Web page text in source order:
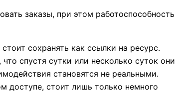
заказы, при этом работоспособность
сохранять как ссылки на ресурс.
спустя сутки или несколько суток они
становятся не реальными.
доступе, стоит лишь только немного